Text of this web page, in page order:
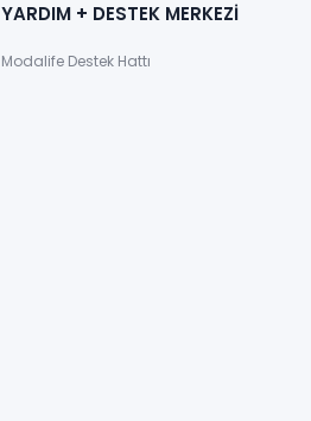
YARDIM + DESTEK MERKEZİ
Modalife Destek Hattı